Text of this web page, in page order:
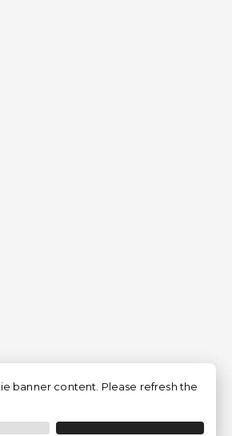
Filtrar
banner content. Please refresh the